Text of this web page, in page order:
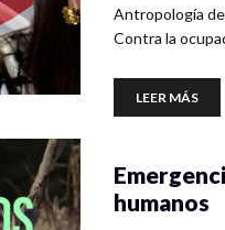
Antropología
Contra la
LEER MÁS
humanos